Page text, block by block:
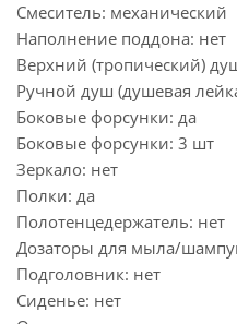
Смеситель: механический
Наполнение поддона: нет
Верхний (тропический)
Ручной душ (душевая
Боковые форсунки: да
Боковые форсунки: 3 шт
Зеркало: нет
Полки: да
Полотенцедержатель: нет
Дозаторы для мыла/
Подголовник: нет
Сиденье: нет